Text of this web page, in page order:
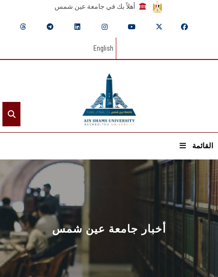
أهلاً بك في جامعة عين شمس
English
القائمة
الرئيسيـة
عن الجامعة
القطاعـات
الشئون الأكاديمية
أخبار جامعة عين شمس